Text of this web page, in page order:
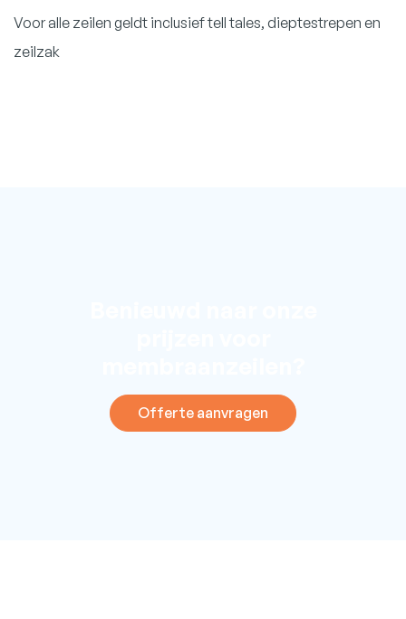
Voor alle zeilen geldt inclusief tell tales, dieptestrepen en
zeilzak
Offerte aanvragen